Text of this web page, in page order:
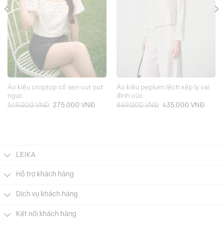
Áo kiểu croptop cổ sen cut out
ngực
549.000VNĐ
Giá
275.000 VNĐGiá
Áo kiểu peplum lệch xếp ly vai
đính cúc
869.000VNĐ
Giá
435.000 VNĐGiá
LEIKA
Hỗ trợ khách hàng
Dịch vụ khách hàng
Kết nối khách hàng